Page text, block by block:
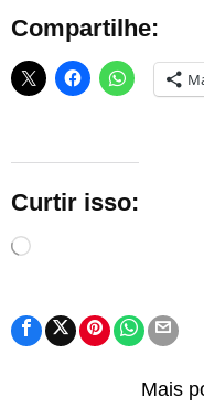
Compartilhe:
Curtir isso:
Carregando...
Mais